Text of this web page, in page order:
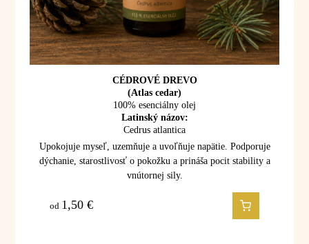
CÉDROVÉ DREVO
(Atlas cedar)
100% esenciálny olej
Latinský názov:
Cedrus atlantica
Upokojuje myseľ, uzemňuje a uvoľňuje napätie. Podporuje
dýchanie, starostlivosť o pokožku a prináša pocit stability a
vnútornej sily.
od 1,50€